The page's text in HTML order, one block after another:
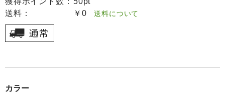
送料：
￥0 送料について
カラー